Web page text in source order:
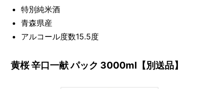
特別純米酒
青森県産
アルコール度数15.5度
黄桜 辛口一献 パック 3000ml【別送品】